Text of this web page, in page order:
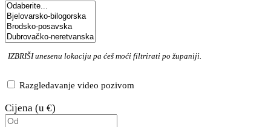
IZBRIŠIunesenu lokaciju pa ćeš moći filtrirati po županiji.
Razgledavanje video pozivom
Cijena (u €)